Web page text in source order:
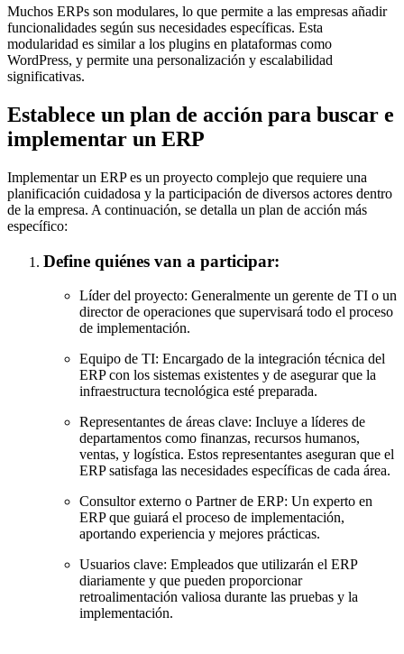
Muchos ERPs son modulares, lo que permite a las empresas añadir
funcionalidades según sus necesidades específicas. Esta
modularidad es similar a los plugins en plataformas como
WordPress, y permite una personalización y escalabilidad
significativas.
Establece un plan de acción para buscar e
implementar un ERP
Implementar un ERP es un proyecto complejo que requiere una
planificación cuidadosa y la participación de diversos actores dentro
de la empresa. A continuación, se detalla un plan de acción más
específico:
Define quiénes van a participar:
Líder del proyecto: Generalmente un gerente de TI o un
director de operaciones que supervisará todo el proceso
de implementación.
Equipo de TI: Encargado de la integración técnica del
ERP con los sistemas existentes y de asegurar que la
infraestructura tecnológica esté preparada.
Representantes de áreas clave: Incluye a líderes de
departamentos como finanzas, recursos humanos,
ventas, y logística. Estos representantes aseguran que el
ERP satisfaga las necesidades específicas de cada área.
Consultor externo o Partner de ERP: Un experto en
ERP que guiará el proceso de implementación,
aportando experiencia y mejores prácticas.
Usuarios clave: Empleados que utilizarán el ERP
diariamente y que pueden proporcionar
retroalimentación valiosa durante las pruebas y la
implementación.